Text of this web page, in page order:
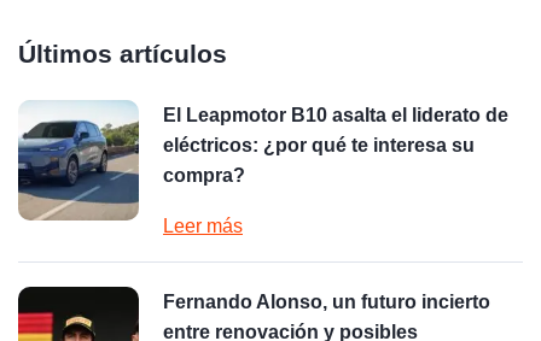
Últimos artículos
El Leapmotor B10 asalta el liderato de
eléctricos: ¿por qué te interesa su
compra?
Leer más
Fernando Alonso, un futuro incierto
entre renovación y posibles